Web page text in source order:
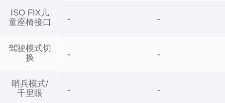
ISO FIX儿
童座椅接口
驾驶模式切
换
哨兵模式/
千里眼
- -
- -
- -